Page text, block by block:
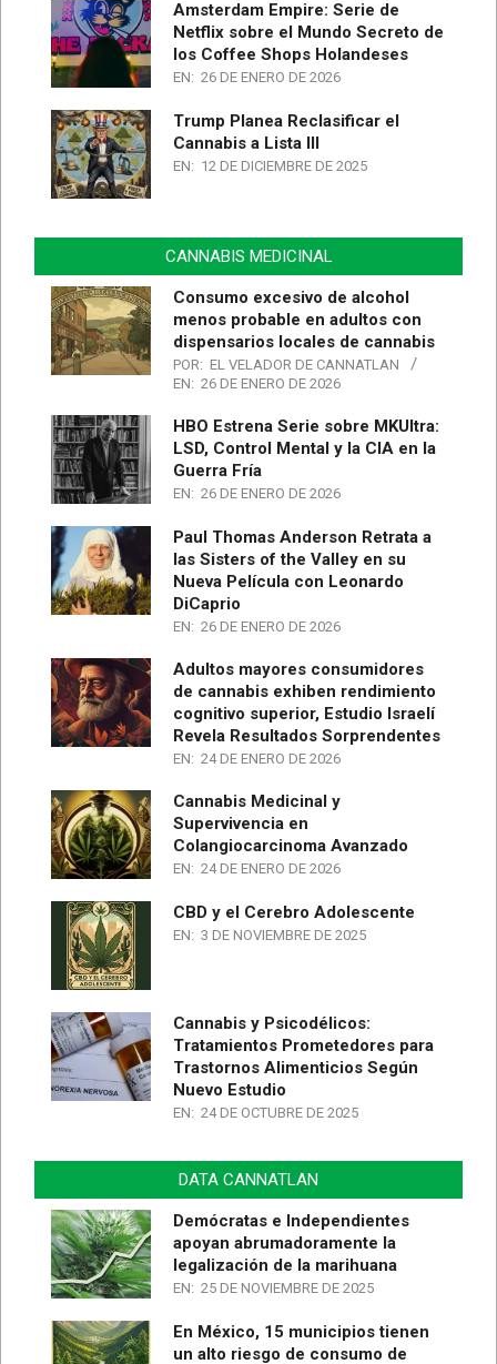
Amsterdam Empire: Serie de
Netflix sobre el Mundo Secreto de
los Coffee Shops Holandeses
EN: 26 DE ENERO DE 2026
Trump Planea Reclasificar el
Cannabis a Lista III
EN: 12 DE DICIEMBRE DE 2025
CANNABIS MEDICINAL
Consumo excesivo de alcohol
menos probable en adultos con
dispensarios locales de cannabis
POR: EL VELADOR DE CANNATLAN
EN: 26 DE ENERO DE 2026
HBO Estrena Serie sobre MKUltra:
LSD, Control Mental y la CIA en la
Guerra Fría
EN: 26 DE ENERO DE 2026
Paul Thomas Anderson Retrata a
las Sisters of the Valley en su
Nueva Película con Leonardo
DiCaprio
EN: 26 DE ENERO DE 2026
Adultos mayores consumidores
de cannabis exhiben rendimiento
cognitivo superior, Estudio Israelí
Revela Resultados Sorprendentes
EN: 24 DE ENERO DE 2026
Cannabis Medicinal y
Supervivencia en
Colangiocarcinoma Avanzado
EN: 24 DE ENERO DE 2026
CBD y el Cerebro Adolescente
EN: 3 DE NOVIEMBRE DE 2025
Cannabis y Psicodélicos:
Tratamientos Prometedores para
Trastornos Alimenticios Según
Nuevo Estudio
EN: 24 DE OCTUBRE DE 2025
DATA CANNATLAN
Demócratas e Independientes
apoyan abrumadoramente la
legalización de la marihuana
EN: 25 DE NOVIEMBRE DE 2025
En México, 15 municipios tienen
un alto riesgo de consumo de